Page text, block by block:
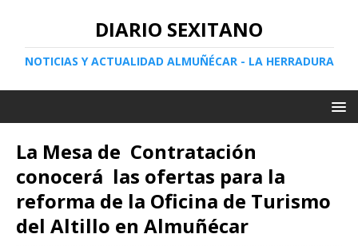
DIARIO SEXITANO
NOTICIAS Y ACTUALIDAD ALMUÑÉCAR - LA HERRADURA
La Mesa de Contratación
conocerá las ofertas para la
reforma de la Oficina de Turismo
del Altillo en Almuñécar